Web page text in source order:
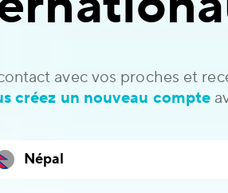
avec vos proches et
créez un nouveau compte